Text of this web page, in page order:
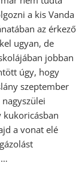
a kis Vanda
az érkező
ugyan, de
jobban
úgy, hogy
szeptember
kukoricásban
a vonat elé